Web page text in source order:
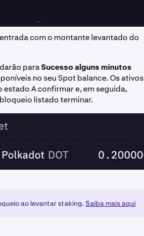
com o montante levantado do
paraSucesso alguns minutos
no seu Spot balance. Os ativos
A confirmar e, em seguida,
listado terminar.
ao levantar staking. Saiba mais aqui